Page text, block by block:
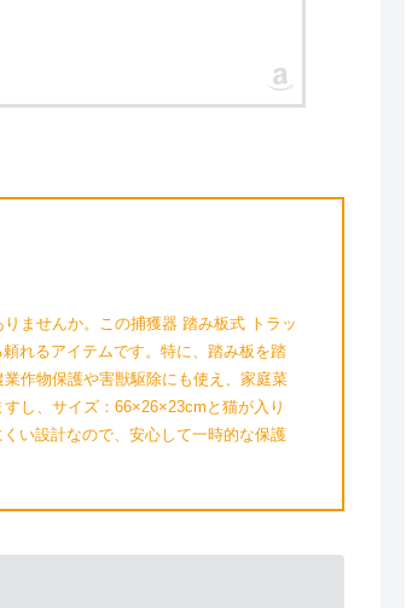
ませんか。この捕獲器 踏み板式 トラッ
れるアイテムです。特に、踏み板を踏
作物保護や害獣駆除にも使え、家庭菜
し、サイズ：66×26×23cmと猫が入り
い設計なので、安心して一時的な保護